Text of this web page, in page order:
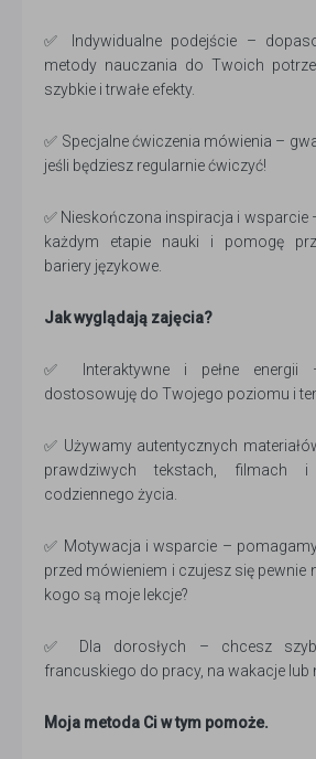
✅ Indywidualne podejście –
metody nauczania do Twoich
szybkie i trwałe efekty.
✅ Specjalne ćwiczenia mówienia –
jeśli będziesz regularnie ćwiczyć!
✅ Nieskończona inspiracja i wsparcie
każdym etapie nauki i pomogę
bariery językowe.
Jak wyglądają zajęcia?
✅ Interaktywne i pełne energii
dostosowuję do Twojego poziomu i
✅ Używamy autentycznych
prawdziwych tekstach, filmach
codziennego życia.
✅ Motywacja i wsparcie –
przed mówieniem i czujesz się pewnie
kogo są moje lekcje?
✅ Dla dorosłych – chcesz
francuskiego do pracy, na wakacje lub
Moja metoda Ci w tym pomoże.